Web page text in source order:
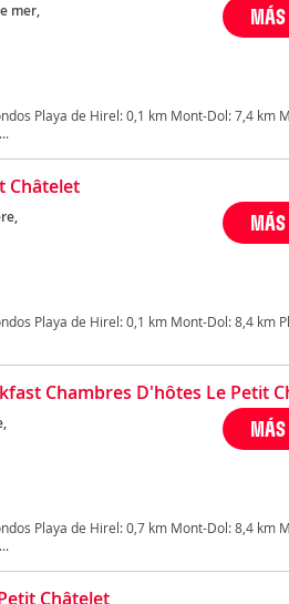
mer,
Playa de Hirel: 0,1 km Mont-Dol: 7,4 km
Châtelet
Playa de Hirel: 0,1 km Mont-Dol: 8,4 km
Chambres D'hôtes Le Petit
Playa de Hirel: 0,7 km Mont-Dol: 8,4 km
Châtelet